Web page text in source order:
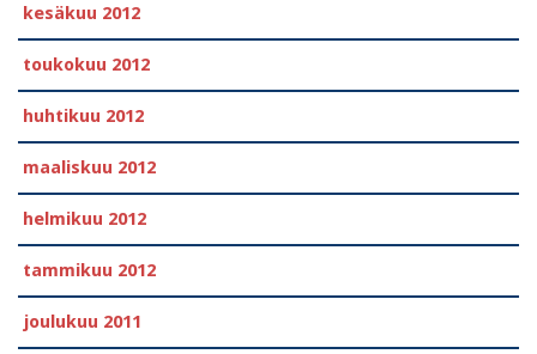
kesäkuu 2012
toukokuu 2012
huhtikuu 2012
maaliskuu 2012
helmikuu 2012
tammikuu 2012
joulukuu 2011